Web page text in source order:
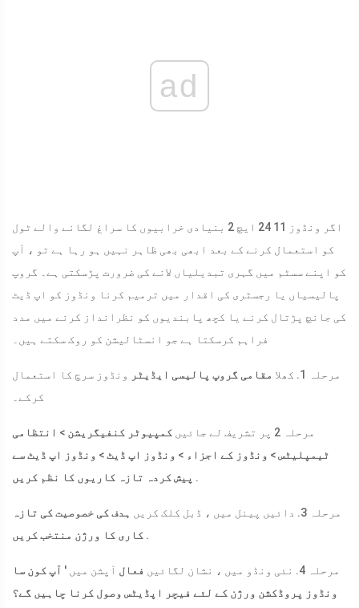
ad
اگر ونڈوز 11 24 ایچ 2 بنیادی خرابیوں کا سراغ لگانے والے ٹول
کو استعمال کرنے کے بعد ابھی بھی ظاہر نہیں ہو رہا ہے تو ، آپ
کو اپنے سسٹم میں گہری تبدیلیاں لانے کی ضرورت پڑسکتی ہے۔ گروپ
پالیسیاں یا رجسٹری کی اقدار میں ترمیم کرنا ونڈوز کو اپ ڈیٹ
کی جانچ پڑتال کرنے یا کچھ پابندیوں کو نظرانداز کرنے میں مدد
فراہم کرسکتا ہے جو انسٹالیشن کو روک سکتے ہیں۔
مرحلہ 1. کھلا مقامی گروپ پالیسی ایڈیٹر
ونڈوز سرچ کا استعمال
کرکے۔
مرحلہ 2 پر تشریف لے جائیں کمپیوٹر کنفیگریشن > انتظامی
ٹیمپلیٹس> ونڈوز کے اجزاء > ونڈوز اپ ڈیٹ> ونڈوز اپ ڈیٹ سے
پیش کردہ تازہ کاریوں کا نظم کریں .
مرحلہ 3. دائیں پینل میں ، ڈبل کلک کریں
ہدف کی خصوصیت کی تازہ
کاری کا ورژن منتخب کریں .
مرحلہ 4. نئی ونڈو میں ، نشان لگائیں فعال آپشن میں ' آپ کون سا
ونڈوز پروڈکشن ورژن کے لئے فیچر اپڈیٹس وصول کرنا چاہیں گے؟